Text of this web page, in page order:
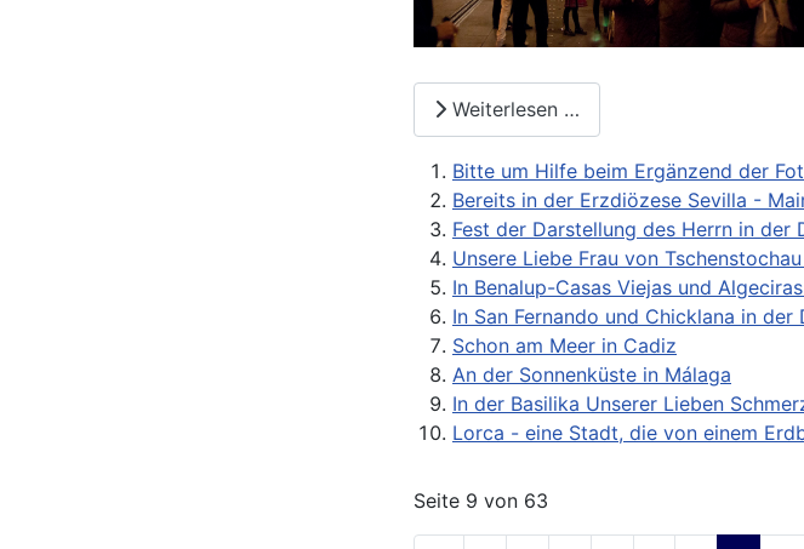
Weiterlesen …
Bitte um Hilfe beim Ergänzend der
Bereits in der Erzdiözese Sevilla -
Fest der Darstellung des Herrn in der
Unsere Liebe Frau von
In Benalup-Casas Viejas und
In San Fernando und Chicklana in der
Schon am Meer in Cadiz
An der Sonnenküste in Málaga
In der Basilika Unserer Lieben
Lorca - eine Stadt, die von einem
Seite 9 von 63